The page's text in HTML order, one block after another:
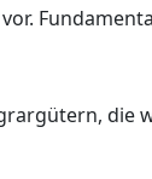
die